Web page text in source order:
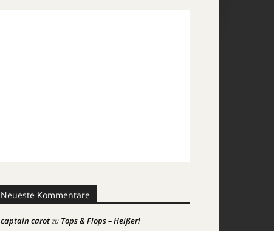
Neueste Kommentare
captain carotzu Tops & Flops – Heißer!